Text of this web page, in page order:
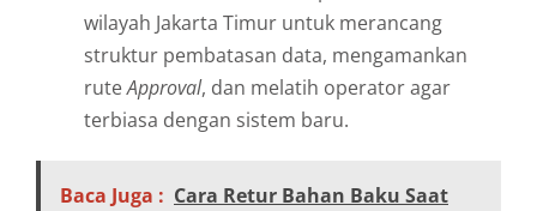
wilayah Jakarta Timur untuk merancang
struktur pembatasan data, mengamankan
ruteApproval, dan melatih operator agar
terbiasa dengan sistem baru.
Baca Juga : Cara Retur Bahan Baku Saat